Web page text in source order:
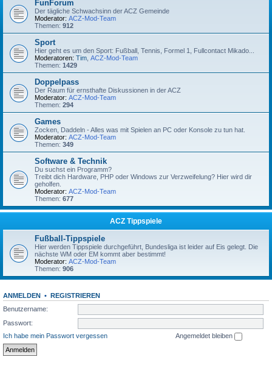
FunForum
Der tägliche Schwachsinn der ACZ Gemeinde
Moderator: ACZ-Mod-Team
Themen: 912
Sport
Hier geht es um den Sport: Fußball, Tennis, Formel 1, Fullcontact Mikado...
Moderatoren: Tim ACZ-Mod-Team
Themen: 1429
Doppelpass
Der Raum für ernsthafte Diskussionen in der ACZ
Moderator: ACZ-Mod-Team
Themen: 294
Games
Zocken, Daddeln - Alles was mit Spielen an PC oder Konsole zu tun hat.
Moderator: ACZ-Mod-Team
Themen: 349
Software & Technik
Du suchst ein Programm?
Treibt dich Hardware, PHP oder Windows zur Verzweifelung? Hier wird dir
geholfen.
Moderator: ACZ-Mod-Team
Themen: 677
ACZ Tippspiele
Fußball-Tippspiele
Hier werden Tippspiele durchgeführt, Bundesliga ist leider auf Eis gelegt. Die
nächste WM oder EM kommt aber bestimmt!
Moderator: ACZ-Mod-Team
Themen: 906
ANMELDEN • REGISTRIEREN
Benutzername:
Passwort:
Ich habe mein Passwort vergessen
Angemeldet bleiben